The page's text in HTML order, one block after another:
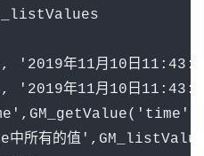
'2019年11月10日
'2019年11月10日
所有的值